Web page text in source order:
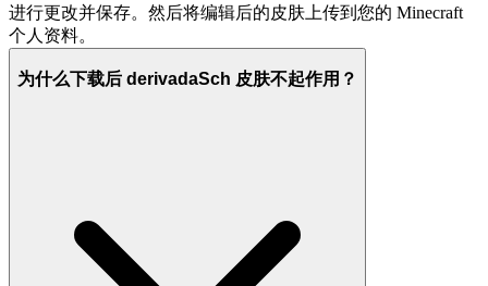
进行更改并保存。然后将编辑后的皮肤上传到您的 Minecraft
个人资料。
为什么下载后 derivadaSch 皮肤不起作用？